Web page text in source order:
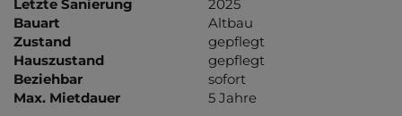
Letzte Sanierung
2025
Bauart
Altbau
Zustand
gepflegt
Hauszustand
gepflegt
Beziehbar
sofort
Max. Mietdauer
5 Jahre